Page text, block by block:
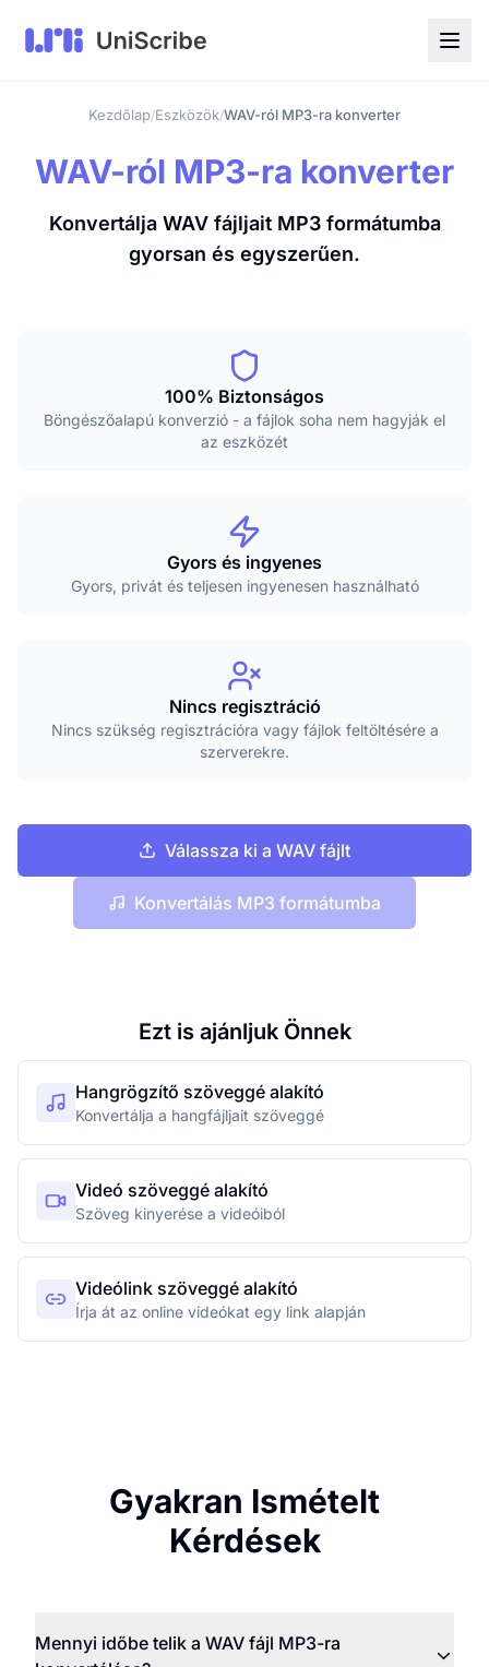
Kezdőlap/Eszközök/WAV-ról MP3-ra konverter
WAV-ról MP3-ra konverter
Konvertálja WAV fájljait MP3 formátumba
gyorsan és egyszerűen.
100% Biztonságos
Böngészőalapú konverzió - a fájlok soha nem hagyják el
az eszközét
Gyors és ingyenes
Gyors, privát és teljesen ingyenesen használható
Nincs regisztráció
Nincs szükség regisztrációra vagy fájlok feltöltésére a
szerverekre.
Válassza ki a WAV fájlt
Konvertálás MP3 formátumba
Ezt is ajánljuk Önnek
Hangrögzítő szöveggé alakító
Konvertálja a hangfájljait szöveggé
Videó szöveggé alakító
Szöveg kinyerése a videóiból
Videólink szöveggé alakító
Írja át az online videókat egy link alapján
Gyakran Ismételt
Kérdések
Mennyi időbe telik a WAV fájl MP3-ra